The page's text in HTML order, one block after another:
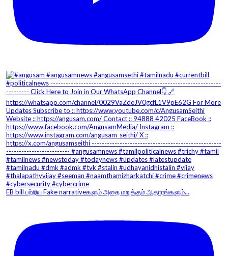
EB bill பற்றிய Fake narrativeகளும் அதை மறுக்கும் ஆதாரங்களும்...